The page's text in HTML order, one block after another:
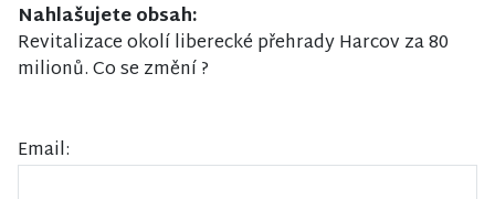
Nahlašujete obsah:
Revitalizace okolí liberecké přehrady Harcov za 80
milionů. Co se změní ?
Email: